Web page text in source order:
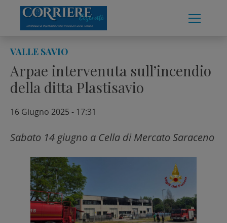
content
VALLE SAVIO
Arpae intervenuta sull’incendio
della ditta Plastisavio
16 Giugno 2025 - 17:31
Sabato 14 giugno a Cella di Mercato Saraceno